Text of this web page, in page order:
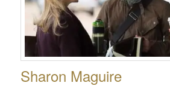
Sharon Maguire